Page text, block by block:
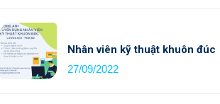
Nhân viên kỹ thuật khuôn đúc
27/09/2022